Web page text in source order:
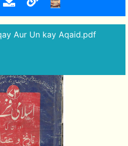
Aur Un kay Aqaid.pdf